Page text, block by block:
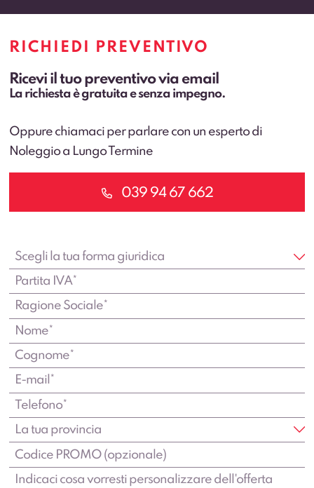
RICHIEDI PREVENTIVO
Ricevi il tuo preventivo via email
La richiesta è gratuita e senza impegno.
Oppure chiamaci per parlare con un esperto di
Noleggio a Lungo Termine
039 94 67 662